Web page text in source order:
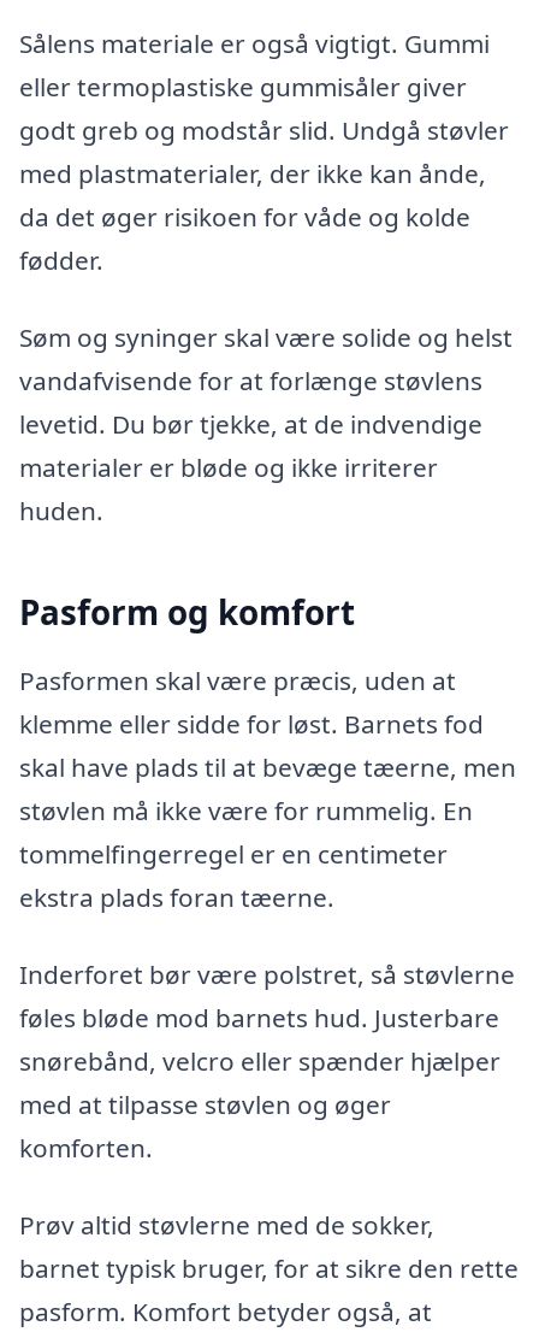
Sålens materiale er også vigtigt. Gummi
eller termoplastiske gummisåler giver
godt greb og modstår slid. Undgå støvler
med plastmaterialer, der ikke kan ånde,
da det øger risikoen for våde og kolde
fødder.
Søm og syninger skal være solide og helst
vandafvisende for at forlænge støvlens
levetid. Du bør tjekke, at de indvendige
materialer er bløde og ikke irriterer
huden.
Pasform og komfort
Pasformen skal være præcis, uden at
klemme eller sidde for løst. Barnets fod
skal have plads til at bevæge tæerne, men
støvlen må ikke være for rummelig. En
tommelfingerregel er en centimeter
ekstra plads foran tæerne.
Inderforet bør være polstret, så støvlerne
føles bløde mod barnets hud. Justerbare
snørebånd, velcro eller spænder hjælper
med at tilpasse støvlen og øger
komforten.
Prøv altid støvlerne med de sokker,
barnet typisk bruger, for at sikre den rette
pasform. Komfort betyder også, at